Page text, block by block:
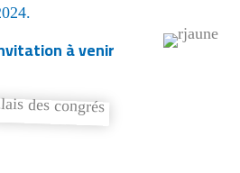
à venir